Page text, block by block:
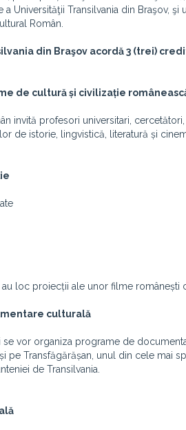
a Universităţii Transilvania din Braşov,
Român.
din Braşov acordă 3 (trei)
de cultură și civilizație
invită profesori universitari,
de istorie, lingvistică, literatură și
loc proiecții ale unor filme românești
culturală
se vor organiza programe de
pe Transfăgărășan, unul din cele mai
de Transilvania.